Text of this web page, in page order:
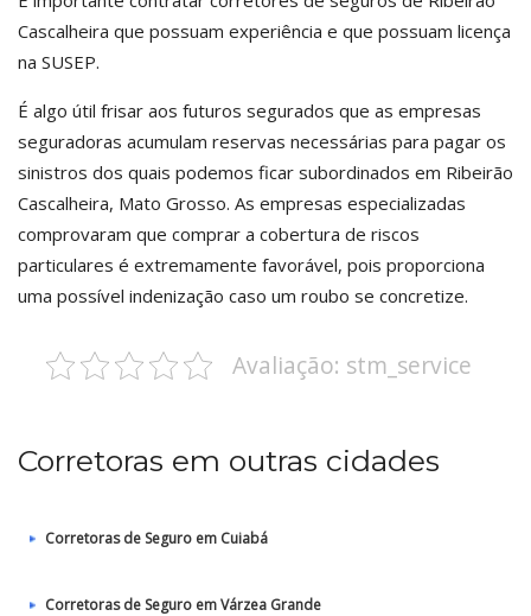
Cascalheira que possuam experiência e que possuam licença
na SUSEP.
É algo útil frisar aos futuros segurados que as empresas
seguradoras acumulam reservas necessárias para pagar os
sinistros dos quais podemos ficar subordinados em Ribeirão
Cascalheira, Mato Grosso. As empresas especializadas
comprovaram que comprar a cobertura de riscos
particulares é extremamente favorável, pois proporciona
uma possível indenização caso um roubo se concretize.
Avaliação: stm_service
Corretoras em outras cidades
Corretoras de Seguro em Cuiabá
Corretoras de Seguro em Várzea Grande